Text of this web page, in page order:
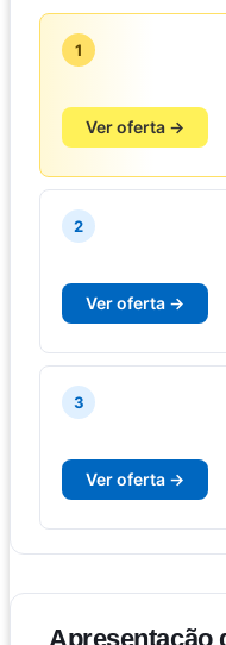
1
Ver oferta →
2
Ver oferta →
3
Ver oferta →
Apresentação